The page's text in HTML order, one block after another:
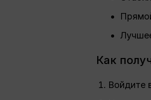
Как
Войдите